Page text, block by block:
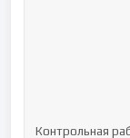
Контрольная